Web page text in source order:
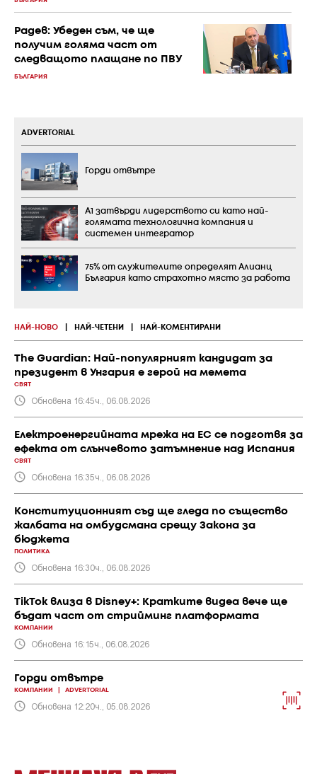
Радев: Убеден съм, че ще
получим голяма част от
следващото плащане по ПВУ
БЪЛГАРИЯ
НАЙ-НОВО НАЙ-ЧЕТЕНИ НАЙ-КОМЕНТИРАНИ
The Guardian: Най-популярният кандидат за
президент в Унгария е герой на мемета
СВЯТ
Обновена 16:45ч., 06.08.2026
Електроенергийната мрежа на ЕС се подготвя за
ефекта от слънчевото затъмнение над Испания
СВЯТ
Обновена 16:35ч., 06.08.2026
Конституционният съд ще гледа по същество
жалбата на омбудсмана срещу Закона за
бюджета
ПОЛИТИКА
Обновена 16:30ч., 06.08.2026
TikTok влиза в Disney+: Кратките видеа вече ще
бъдат част от стрийминг платформата
КОМПАНИИ
Обновена 16:15ч., 06.08.2026
Горди отвътре
КОМПАНИИ ADVERTORIAL
Обновена 12:20ч., 05.08.2026
ADVERTORIAL
Горди отвътре
А1 затвърди лидерството си като най-
голямата технологична компания и
системен интегратор
75% от служителите определят Алианц
България като страхотно място за работа